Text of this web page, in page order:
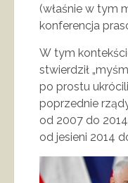
(właśnie w tym
konferencja
W tym
stwierdził
po prostu
poprzednie
od 2007 do
od jesieni 2014